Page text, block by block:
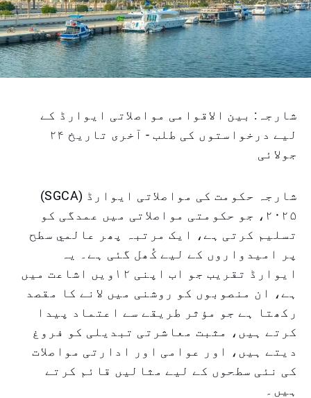
شارجہ: بین الاقوامی مواصلاتی ایوارڈ کے
لیے درخواستوں کی طلب - آخری تاریخ ۲۴
جولائی
شارجہ حکومت کی مواصلاتی ایوارڈ (SGCA)
۲۰۲۵، جو حکومتی مواصلاتی میں عمدگی کو
تسلیم کرتی ہے، ایک مرتبہ پھر عالمي سطح
پر امیدواروں کے لیے کُھل گئی ہے۔ یہ
ایوارڈ تقریب جو اب اپنی ۱۲ویں اشاعت میں
ہے، ان منصوبوں کو روشنی میں لانے کا مقصد
رکھتا ہے جو مؤثر طریقے سے اعتماد پیدا
کرتے ہیں، مثبت معاشرتی تبدیلی کو فروغ
دیتے ہیں، اور عوامی اور ادارتی مواصلات
کی نئی سطحوں کے لیے مثالیں قائم کرتے
ہیں۔